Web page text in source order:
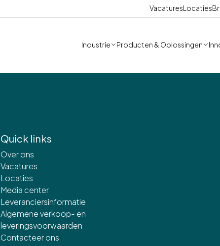
VacaturesLocaties
Industrie Producten & Oplossingen
Quick links
Over ons
Vacatures
Locaties
Media center
Leveranciersinformatie
Algemene verkoop- en
leveringsvoorwaarden
Contacteer ons